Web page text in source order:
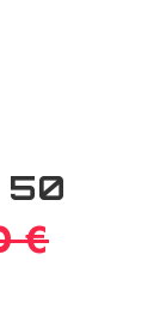
50
€